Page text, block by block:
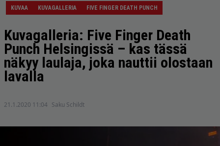
KUVAA KUVAGALLERIA FIVE FINGER DEATH PUNCH
Kuvagalleria: Five Finger Death
Punch Helsingissä – kas tässä
näkyy laulaja, joka nauttii olostaan
lavalla
21.1.2020 11:04 Saku Schildt